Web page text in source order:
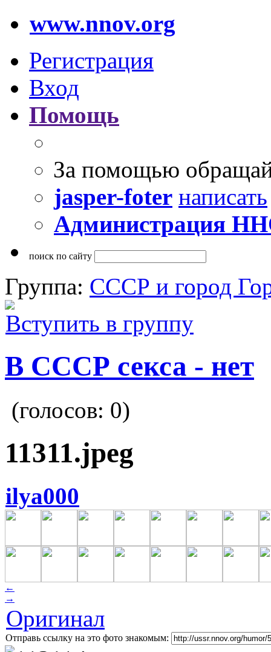
www.nnov.org
Регистрация
Вход
Помощь
За помощью
jasper-foter написать
Администрация
поиск по сайту
Группа: СССР и город
Вступить в группу
В СССР секса - нет
(голосов: 0)
11311.jpeg
ilya000
←
→
Оригинал
Отправь ссылку на это фото знакомым: